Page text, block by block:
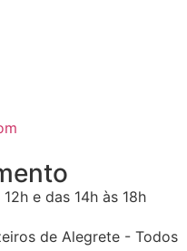
e das 14h às 18h
de Alegrete - Todos